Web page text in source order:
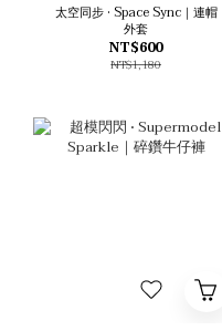
太空同步 • Space Sync｜連帽
外套
NT$600
NT$1,180